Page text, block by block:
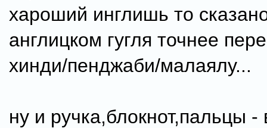
хароший инглишь то
англицком гугля точнее
хинди/пенджаби/малаялу...
ну и ручка,блокнот,пальцы -